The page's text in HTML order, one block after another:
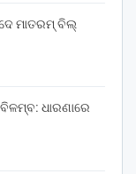
ମାତରମ୍‌ ବିଲ୍‌
ଧାରଣାରେ